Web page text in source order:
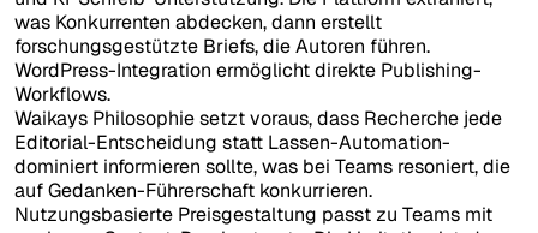
was Konkurrenten abdecken, dann erstellt
forschungsgestützte Briefs, die Autoren führen.
WordPress-Integration ermöglicht direkte Publishing-
Workflows.
Waikays Philosophie setzt voraus, dass Recherche jede
Editorial-Entscheidung statt Lassen-Automation-
dominiert informieren sollte, was bei Teams resoniert, die
auf Gedanken-Führerschaft konkurrieren.
Nutzungsbasierte Preisgestaltung passt zu Teams mit